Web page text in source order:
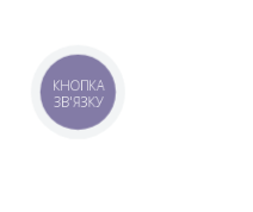
КНОПКА
ЗВ'ЯЗКУ